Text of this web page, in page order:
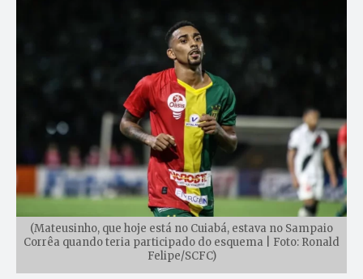
(Mateusinho, que hoje está no Cuiabá, estava no Sampaio
Corrêa quando teria participado do esquema | Foto: Ronald
Felipe/SCFC)